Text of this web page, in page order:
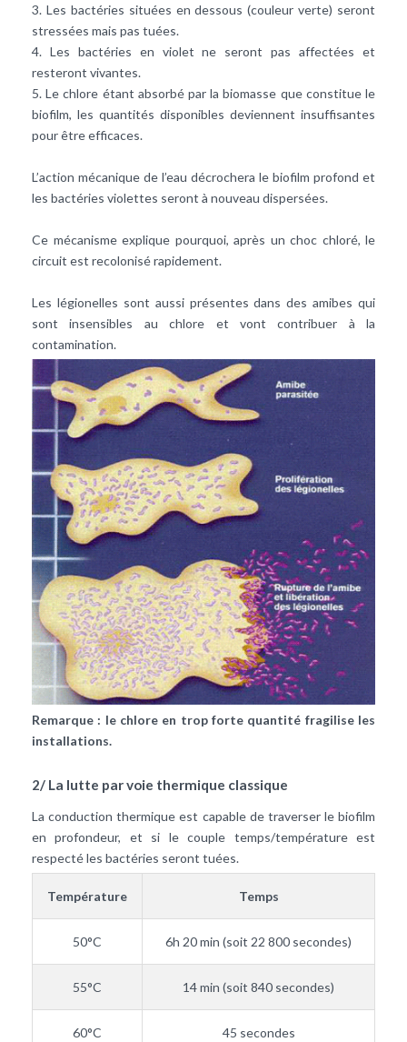
3. Les bactéries situées en dessous (couleur verte) seront
stressées mais pas tuées.
4. Les bactéries en violet ne seront pas affectées et
resteront vivantes.
5. Le chlore étant absorbé par la biomasse que constitue le
biofilm, les quantités disponibles deviennent insuffisantes
pour être efficaces.
L’action mécanique de l’eau décrochera le biofilm profond et
les bactéries violettes seront à nouveau dispersées.
Ce mécanisme explique pourquoi, après un choc chloré, le
circuit est recolonisé rapidement.
Les légionelles sont aussi présentes dans des amibes qui
sont insensibles au chlore et vont contribuer à la
contamination.
Remarque : le chlore en trop forte quantité fragilise les
installations.
2/ La lutte par voie thermique classique
La conduction thermique est capable de traverser le biofilm
en profondeur, et si le couple temps/température est
respecté les bactéries seront tuées.
Température Temps
50°C 6h 20 min (soit 22 800 secondes)
55°C 14 min (soit 840 secondes)
60°C 45 secondes